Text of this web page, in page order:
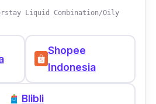
Liquid Combination/Oily
Shopee
Indonesia
Blibli